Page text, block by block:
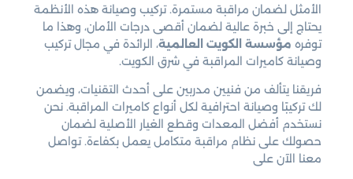
الأمثل لضمان مراقبة مستمرة. تركيب وصيانة هذه الأنظمة
يحتاج إلى خبرة عالية لضمان أقصى درجات الأمان، وهذا ما
توفره مؤسسة الكويت العالمية، الرائدة في مجال تركيب
وصيانة كاميرات المراقبة في شرق الكويت.
فريقنا يتألف من فنيين مدربين على أحدث التقنيات، ويضمن
لك تركيبًا وصيانة احترافية لكل أنواع كاميرات المراقبة. نحن
نستخدم أفضل المعدات وقطع الغيار الأصلية لضمان
حصولك على نظام مراقبة متكامل يعمل بكفاءة. تواصل
معنا الآن على